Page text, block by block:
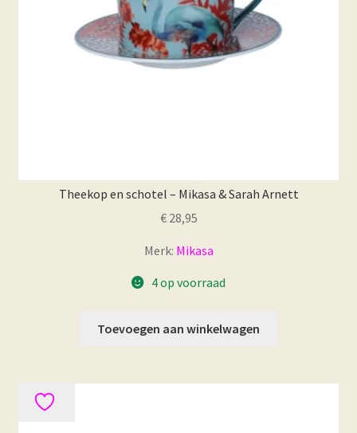
Theekop en schotel – Mikasa & Sarah Arnett
€28,95
Merk: Mikasa
4 op voorraad
Toevoegen aan winkelwagen